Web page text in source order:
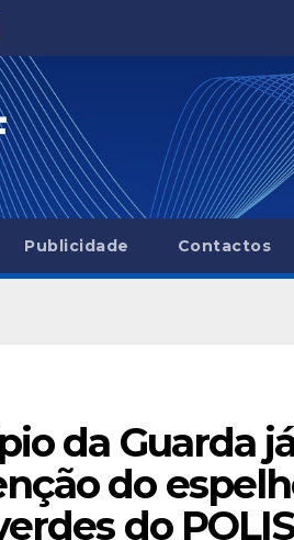
Publicidade Contactos
da Guarda
do
do